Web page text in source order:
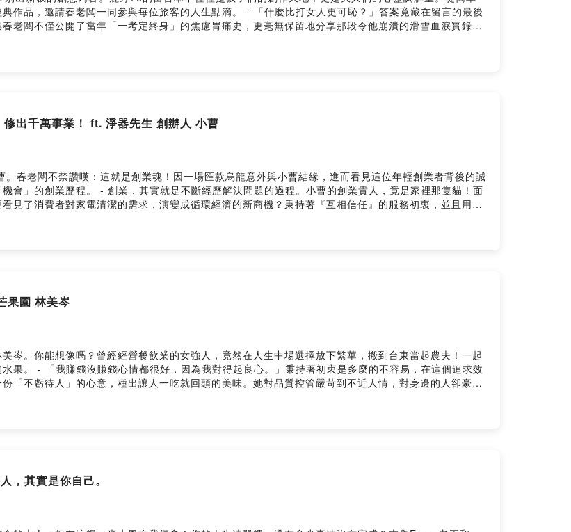
作品，邀請春老闆一同參與每位旅客的人生點滴。 - 「什麼比打女人更可恥？」答案竟藏在留言的最後
老闆不僅公開了當年「一考定終身」的焦慮胃痛史，更毫無保留地分享那段令他崩潰的滑雪血淚實錄。
anna & daniel 特展：A World of Wonder 奇想世界 展覽時間：6/19（五）- 9/28（一）10：00
出千萬事業！ ft. 淨器先生 創辦人 小曹
老闆不禁讚嘆：這就是創業魂！因一場匯款烏龍意外與小曹結緣，進而看見這位年輕創業者背後的誠
會」的創業歷程。 - 創業，其實就是不斷經歷解決問題的過程。小曹的創業貴人，竟是家裡那隻貓！面
見了消費者對家電清潔的需求，演變成循環經濟的新商機？秉持著『互相信任』的服務初衷，並且用誠
~ 18：00 展覽地點：國立臺灣科學教育館 7 樓東側特展區 A World Of Wonder x 春一枝套票 $550
果園 林美岑
。你能想像嗎？曾經經營餐飲業的女強人，竟然在人生中場選擇放下繁華，搬到台東當起農夫！一起
果。 - 「我賺錢沒賺錢心情都很好，因為我對得起良心。」秉持著初衷是多麼的不容易，在這個追求效
「不虧待人」的心意，種出讓人一吃就回頭的美味。她對品質控管嚴苛到不近人情，對身邊的人卻豪爽
｜春一枝官方 LINE ｜我想成為合作夥伴！ --Hosting provided by SoundOn
，其實是你自己。